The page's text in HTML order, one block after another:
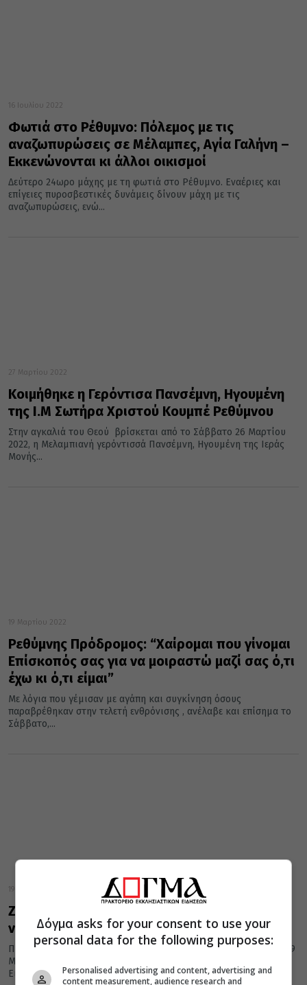
16 Ιουλίου 2022
Φωτιά στο Ρέθυμνο: Πόλεμος με τις
αναζωπυρώσεις σε Μέλαμπες, Αγία Γαλήνη –
Εκκενώνονται κι άλλοι οικισμοί
Δεύτερο 24ωρο μάχης με τη φωτιά στο Ρέθυμνο. Εναέριες και
επίγειες πυροσβεστικές δυνάμεις δίνουν μάχη με τις
αναζωπυρώσεις, ενώ...
27 Μαρτίου 2022
Κοιμήθηκε η Γερόντισα Πανσέμνη, Ηγουμένη
της Ι.Μ Σωτήρα Χριστού Κουμπέ Ρεθύμνου
Στην αγκαλιά του Θεού βρίσκεται από το Σάββατο 26 Μαρτίου
2022, η Μελαμπιανή γερόντισσά Πανσέμνη, Ηγουμένη της Ιεράς
Μονής...
19 Μαρτίου 2022
Ρεθύμνης Πρόδρομος: “Χαίρομαι που γίνομαι
Επίσκοπός σας για να μοιραστώ μαζί σας ό,τι
έχω κι ό,τι είμαι”
Με λόγια που γέμισαν με αγάπη και συγκίνηση όσους
παραβρέθηκαν στην τελετή ενθρόνισης , ανέλαβε και επίσημα το
Σάββατο,...
19 Μαρτίου 2022
Ζωντανά η λαμπρή τελετή ενθρόνισης του
νέου Μητροπολίτη Ρεθύμνης
Παρακολουθήστε σε απευθείας αναμετάδοση σήμερα Σάββατο, 19
Μαρτίου 2022, στις 12.00 μμ, απο τον Ιερό Μητροπολιτικό Ναό
Εισοδίων...
Δόγμα asks for your consent to use your
personal data for the following purposes:
Personalised advertising and content, advertising and
content measurement, audience research and